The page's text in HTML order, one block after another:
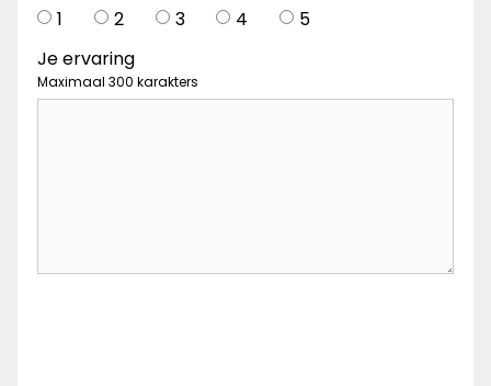
1
2 3 4
5
Je ervaring
Maximaal 300 karakters